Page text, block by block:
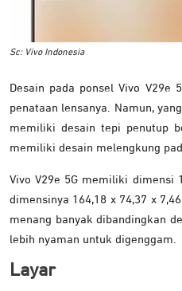
Sc: Vivo Indonesia
Desain pada ponsel Vivo
penataan lensanya. Namun,
memiliki desain tepi penutup
memiliki desain melengkung
Vivo V29e 5G memiliki dimensi
dimensinya 164,18 x 74,37 x
menang banyak dibandingkan
lebih nyaman untuk digenggam.
Layar